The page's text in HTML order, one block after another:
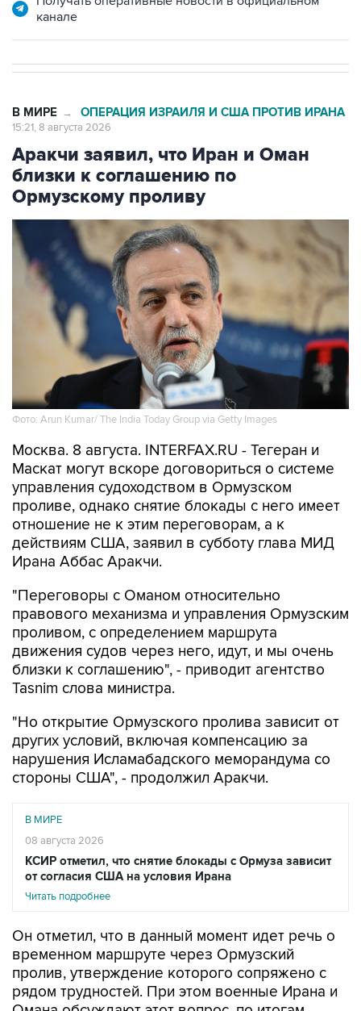
канале
В МИРЕ → ОПЕРАЦИЯ ИЗРАИЛЯ И США ПРОТИВ ИРАНА
15:21, 8 августа 2026
Аракчи заявил, что Иран и Оман
близки к соглашению по
Ормузскому проливу
Фото: Arun Kumar/ The India Today Group via Getty Images
Москва. 8 августа. INTERFAX.RU - Тегеран и
Маскат могут вскоре договориться о системе
управления судоходством в Ормузском
проливе, однако снятие блокады с него имеет
отношение не к этим переговорам, а к
действиям США, заявил в субботу глава МИД
Ирана Аббас Аракчи.
"Переговоры с Оманом относительно
правового механизма и управления Ормузским
проливом, с определением маршрута
движения судов через него, идут, и мы очень
близки к соглашению", - приводит агентство
Tasnim слова министра.
"Но открытие Ормузского пролива зависит от
других условий, включая компенсацию за
нарушения Исламабадского меморандума со
стороны США", - продолжил Аракчи.
В МИРЕ
08 августа 2026
КСИР отметил, что снятие блокады с Ормуза зависит
от согласия США на условия Ирана
Читать подробнее
Он отметил, что в данный момент идет речь о
временном маршруте через Ормузский
пролив, утверждение которого сопряжено с
рядом трудностей. При этом военные Ирана и